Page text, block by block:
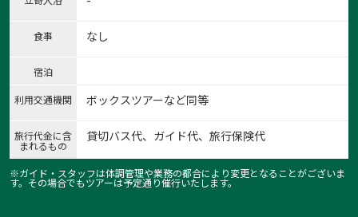
食事 なし
宿泊
利用交通機関 ボックスツアーなど同等
旅行代金に含
まれるもの
貸切バス代、ガイド代、旅行保険代
※ガイド・スタッフは体調管理や業務の都合により変更となることがございま
す。その場合でもツアーは予定通り催行いたします。